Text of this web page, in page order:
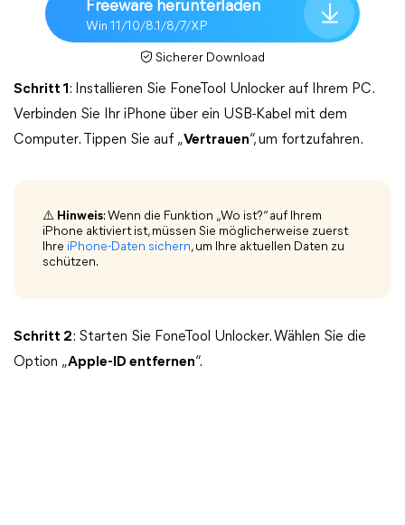
Freeware herunterladen
Win 11/10/8.1/8/7/XP
Sicherer Download
Schritt 1 : Installieren Sie FoneTool Unlocker auf Ihrem PC.
Verbinden Sie Ihr iPhone über ein USB-Kabel mit dem
Computer. Tippen Sie auf „Vertrauen“, um fortzufahren.
⚠️ Hinweis: Wenn die Funktion „Wo ist?“ auf Ihrem
iPhone aktiviert ist, müssen Sie möglicherweise zuerst
Ihre iPhone-Daten sichern, um Ihre aktuellen Daten zu
schützen.
Schritt 2: Starten Sie FoneTool Unlocker. Wählen Sie die
Option „Apple-ID entfernen“.